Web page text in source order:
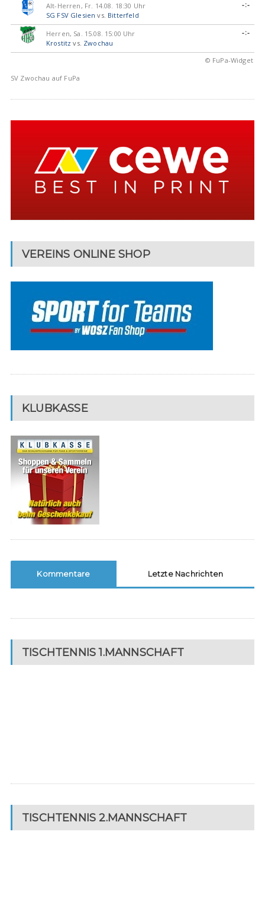
Alt-Herren, Fr. 14.08. 18:30 Uhr
SG FSV Glesien vs. Bitterfeld
-:-
Herren, Sa. 15.08. 15:00 Uhr
Krostitz vs. Zwochau
-:-
© FuPa-Widget
SV Zwochau auf FuPa
VEREINS ONLINE SHOP
KLUBKASSE
Kommentare Letzte Nachrichten
TISCHTENNIS 1.MANNSCHAFT
TISCHTENNIS 2.MANNSCHAFT